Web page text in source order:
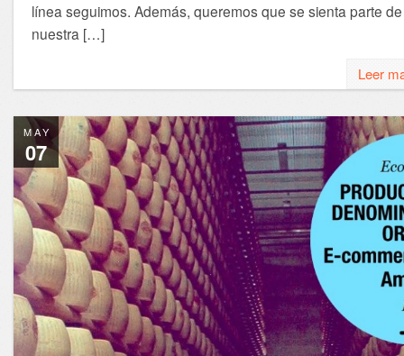
línea seguimos. Además, queremos que se sienta parte de
nuestra […]
Leer
MAY
07